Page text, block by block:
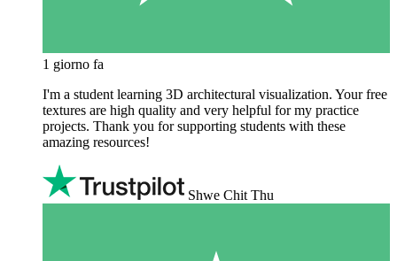
1 giorno fa
I'm a student learning 3D architectural visualization. Your free
textures are high quality and very helpful for my practice
projects. Thank you for supporting students with these
amazing resources!
Shwe Chit Thu